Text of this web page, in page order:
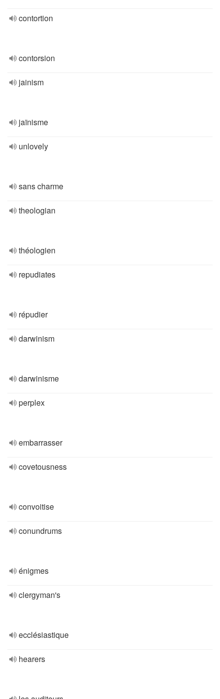
contortion
contorsion
jainism
jaïnisme
unlovely
sans charme
theologian
théologien
repudiates
répudier
darwinism
darwinisme
perplex
embarrasser
covetousness
convoitise
conundrums
énigmes
clergyman's
ecclésiastique
hearers